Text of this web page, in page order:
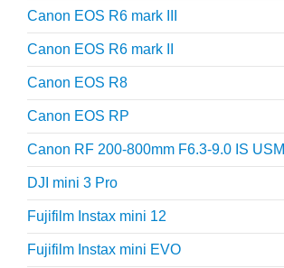
Canon EOS R6 mark III
Canon EOS R6 mark II
Canon EOS R8
Canon EOS RP
Canon RF 200-800mm F6.3-9.0 IS USM
DJI mini 3 Pro
Fujifilm Instax mini 12
Fujifilm Instax mini EVO